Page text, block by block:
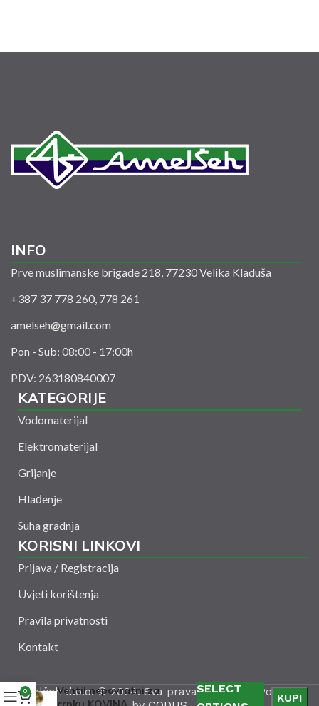
INFO
Prve muslimanske brigade 218, 77230 Velika Kladuša
+387 37 778 260, 778 261
amelseh@gmail.com
Pon - Sub: 08:00 - 17:00h
PDV: 263180840007
KATEGORIJE
Vodomaterijal
Elektromaterijal
Grijanje
Hlađenje
Suha gradnja
KORISNI LINKOVI
Prijava / Registracija
Uvjeti korištenja
Pravila privatnosti
Kontakt
Amelšeh d.o.o. © 2024. Sva prava zadržana. Powered
Ventil nepovratni za
SELECT
KUPI
0